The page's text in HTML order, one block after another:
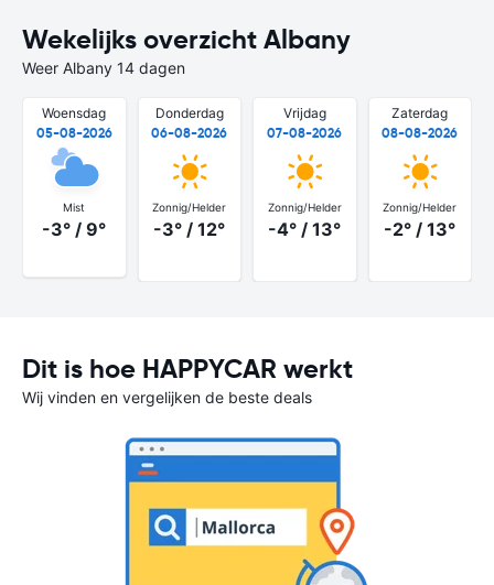
Wekelijks overzicht Albany
Weer Albany 14 dagen
Woensdag
05-08-2026
Mist
-3° / 9°
Donderdag
06-08-2026
Zonnig/Helder
-3° / 12°
Vrijdag
07-08-2026
Zonnig/Helder
-4° / 13°
Zaterdag
08-08-2026
Zonnig/Helder
-2° / 13°
Dit is hoe HAPPYCAR werkt
Wij vinden en vergelijken de beste deals